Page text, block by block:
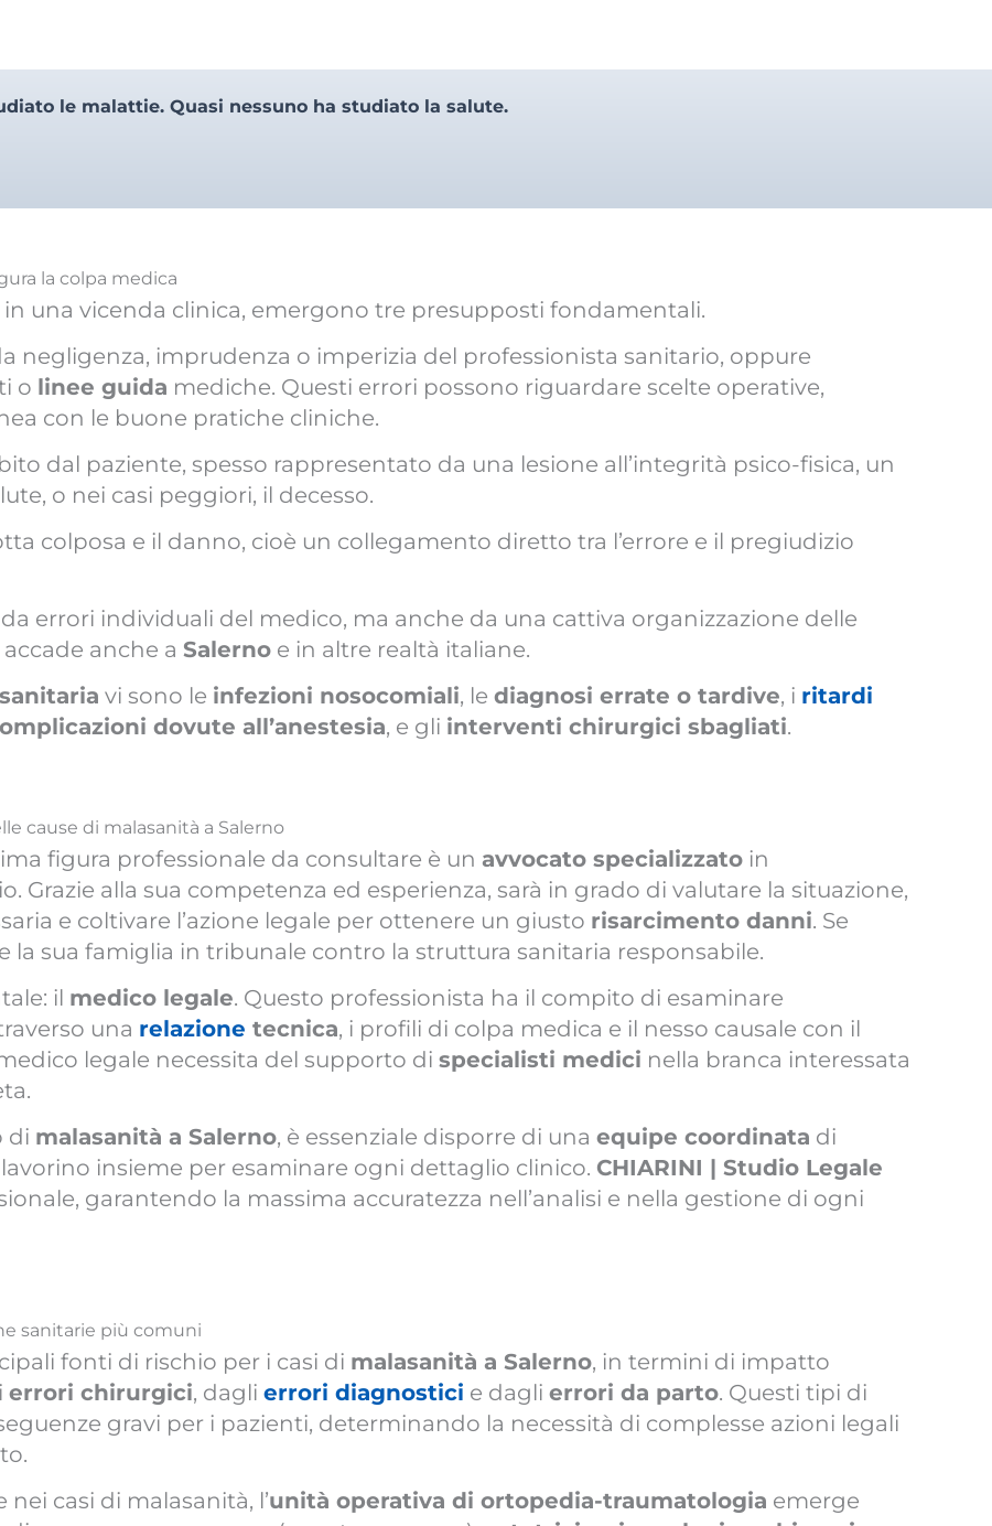
le malattie. Quasi nessuno ha studiato la salute.
la colpa medica
una vicenda clinica, emergono tre presupposti fondamentali.
negligenza, imprudenza o imperizia del professionista sanitario, oppure
o linee guida mediche. Questi errori possono riguardare scelte operative,
con le buone pratiche cliniche.
dal paziente, spesso rappresentato da una lesione all’integrità psico-fisica, un
o nei casi peggiori, il decesso.
colposa e il danno, cioè un collegamento diretto tra l’errore e il pregiudizio
errori individuali del medico, ma anche da una cattiva organizzazione delle
anche a Salerno e in altre realtà italiane.
vi sono le infezioni nosocomiali, le diagnosi errate o tardive, i ritardi
dovute all’anestesia, e gli interventi chirurgici sbagliati.
cause di malasanità a Salerno
figura professionale da consultare è un avvocato specializzato in
Grazie alla sua competenza ed esperienza, sarà in grado di valutare la situazione,
e coltivare l’azione legale per ottenere un giusto risarcimento danni. Se
la sua famiglia in tribunale contro la struttura sanitaria responsabile.
il medico legale. Questo professionista ha il compito di esaminare
una relazione tecnica, i profili di colpa medica e il nesso causale con il
legale necessita del supporto di specialisti medici nella branca interessata
di malasanità a Salerno, è essenziale disporre di una equipe coordinata di
insieme per esaminare ogni dettaglio clinico. CHIARINI | Studio Legale
garantendo la massima accuratezza nell’analisi e nella gestione di ogni
sanitarie più comuni
fonti di rischio per i casi di malasanità a Salerno, in termini di impatto
errori chirurgici, dagli errori diagnostici e dagli errori da parto. Questi tipi di
gravi per i pazienti, determinando la necessità di complesse azioni legali
casi di malasanità, l’unità operativa di ortopedia-traumatologia emerge